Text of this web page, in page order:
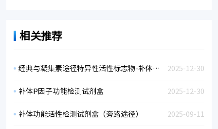
相关推荐
2025-12-30
经典与凝集素途径特异性活性标志物-补体C4d
2025-12-30
补体P因子功能检测试剂盒
2025-09-11
补体功能活性检测试剂盒（旁路途径）